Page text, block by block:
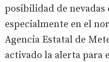
posibilidad de nevadas
especialmente en el
Agencia Estatal de
activado la alerta para